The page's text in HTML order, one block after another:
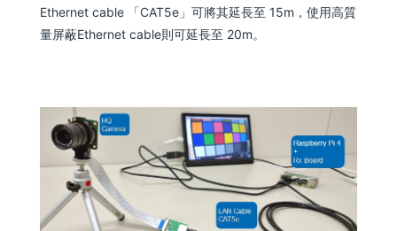
Ethernet cable 「CAT5e」可將其延長至 15m，使用高質
量屏蔽Ethernet cable則可延長至 20m。